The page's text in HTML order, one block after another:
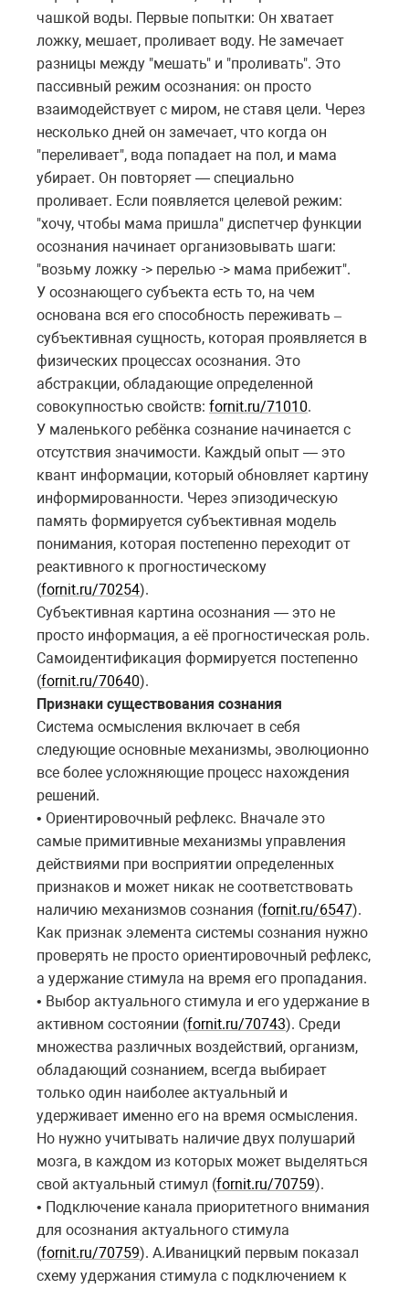
чашкой воды. Первые попытки: Он хватает
ложку, мешает, проливает воду. Не замечает
разницы между "мешать" и "проливать". Это
пассивный режим осознания: он просто
взаимодействует с миром, не ставя цели. Через
несколько дней он замечает, что когда он
"переливает", вода попадает на пол, и мама
убирает. Он повторяет — специально
проливает. Если появляется целевой режим:
"хочу, чтобы мама пришла" диспетчер функции
осознания начинает организовывать шаги:
"возьму ложку -> перелью -> мама прибежит".
У осознающего субъекта есть то, на чем
основана вся его способность переживать –
субъективная сущность, которая проявляется в
физических процессах осознания. Это
абстракции, обладающие определенной
совокупностью свойств: fornit.ru/71010.
У маленького ребёнка сознание начинается с
отсутствия значимости. Каждый опыт — это
квант информации, который обновляет картину
информированности. Через эпизодическую
память формируется субъективная модель
понимания, которая постепенно переходит от
реактивного к прогностическому
(fornit.ru/70254).
Субъективная картина осознания — это не
просто информация, а её прогностическая роль.
Самоидентификация формируется постепенно
(fornit.ru/70640).
Признаки существования сознания
Система осмысления включает в себя
следующие основные механизмы, эволюционно
все более усложняющие процесс нахождения
решений.
• Ориентировочный рефлекс. Вначале это
самые примитивные механизмы управления
действиями при восприятии определенных
признаков и может никак не соответствовать
наличию механизмов сознания (fornit.ru/6547).
Как признак элемента системы сознания нужно
проверять не просто ориентировочный рефлекс,
а удержание стимула на время его пропадания.
• Выбор актуального стимула и его удержание в
активном состоянии (fornit.ru/70743). Среди
множества различных воздействий, организм,
обладающий сознанием, всегда выбирает
только один наиболее актуальный и
удерживает именно его на время осмысления.
Но нужно учитывать наличие двух полушарий
мозга, в каждом из которых может выделяться
свой актуальный стимул (fornit.ru/70759).
• Подключение канала приоритетного внимания
для осознания актуального стимула
(fornit.ru/70759). А.Иваницкий первым показал
схему удержания стимула с подключением к